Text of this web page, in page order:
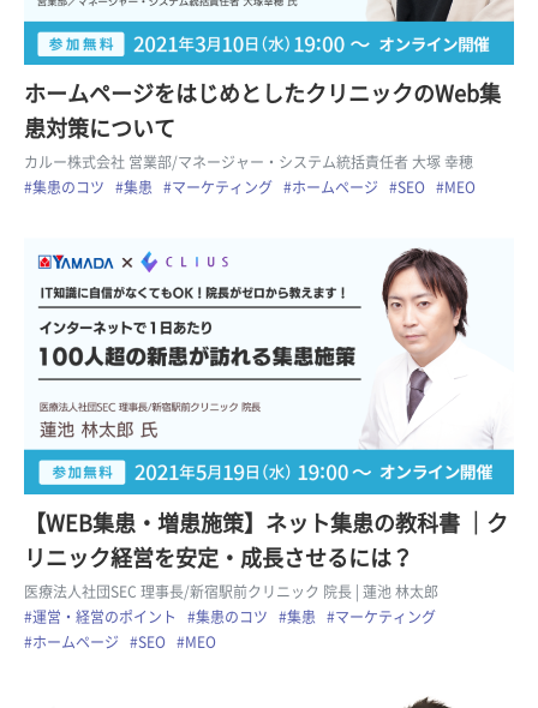
ホームページをはじめとしたクリニックのWeb集
患対策について
カルー株式会社 営業部/マネージャー・システム統括責任者 大塚 幸穂
#集患のコツ
#集患 #マーケティング #ホームページ #SEO #MEO
【WEB集患・増患施策】ネット集患の教科書 ｜ク
リニック経営を安定・成長させるには？
医療法人社団SEC 理事長/新宿駅前クリニック 院長
| 蓮池 林太郎
#運営・経営のポイント
#集患のコツ #集患
#マーケティング
#ホームページ
#SEO #MEO